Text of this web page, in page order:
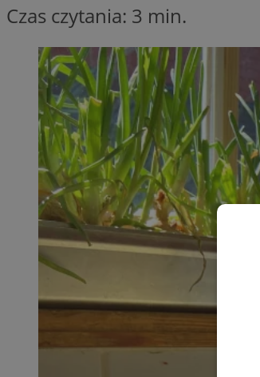
Czas czytania: 3 min.